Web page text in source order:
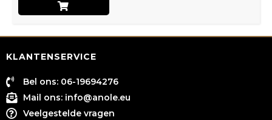
KLANTENSERVICE
Bel ons: 06-19694276
Mail ons: info@anole.eu
Veelgestelde vragen